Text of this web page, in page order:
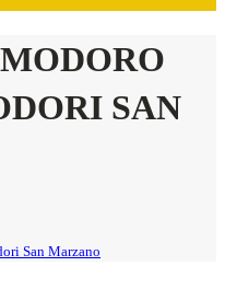
SAN
San Marzano